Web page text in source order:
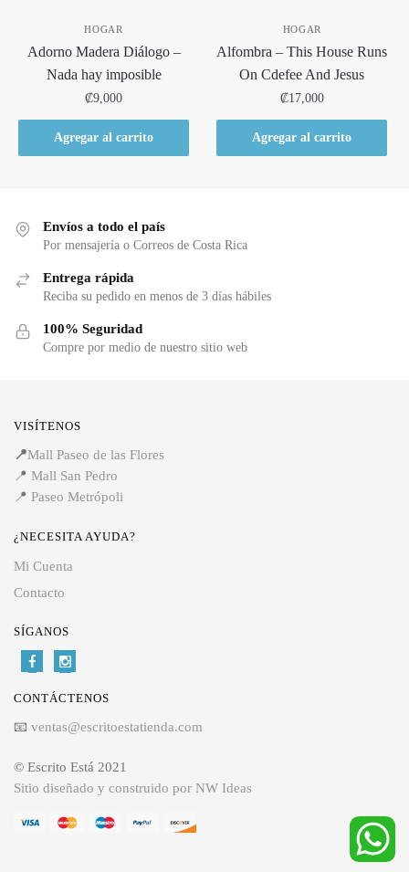
HOGAR
Adorno Madera Diálogo –
Nada hay imposible
₡9,000
Agregar al carrito
HOGAR
Alfombra – This House Runs
On Cdefee And Jesus
₡17,000
Agregar al carrito
Envíos a todo el país
Por mensajería o Correos de Costa Rica
Entrega rápida
Reciba su pedido en menos de 3 días hábiles
100% Seguridad
Compre por medio de nuestro sitio web
VISÍTENOS
📍Mall Paseo de las Flores
📍 Mall San Pedro
📍 Paseo Metrópoli
¿NECESITA AYUDA?
Mi Cuenta
Contacto
SÍGANOS
CONTÁCTENOS
📧 ventas@escritoestatienda.com
© Escrito Está 2021
Sitio diseñado y construido por NW Ideas